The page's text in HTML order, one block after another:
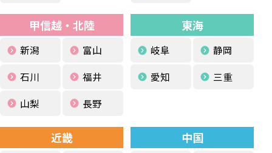
甲信越・北陸
新潟
富山
石川
福井
山梨
長野
東海
岐阜
静岡
愛知
三重
近畿 中国